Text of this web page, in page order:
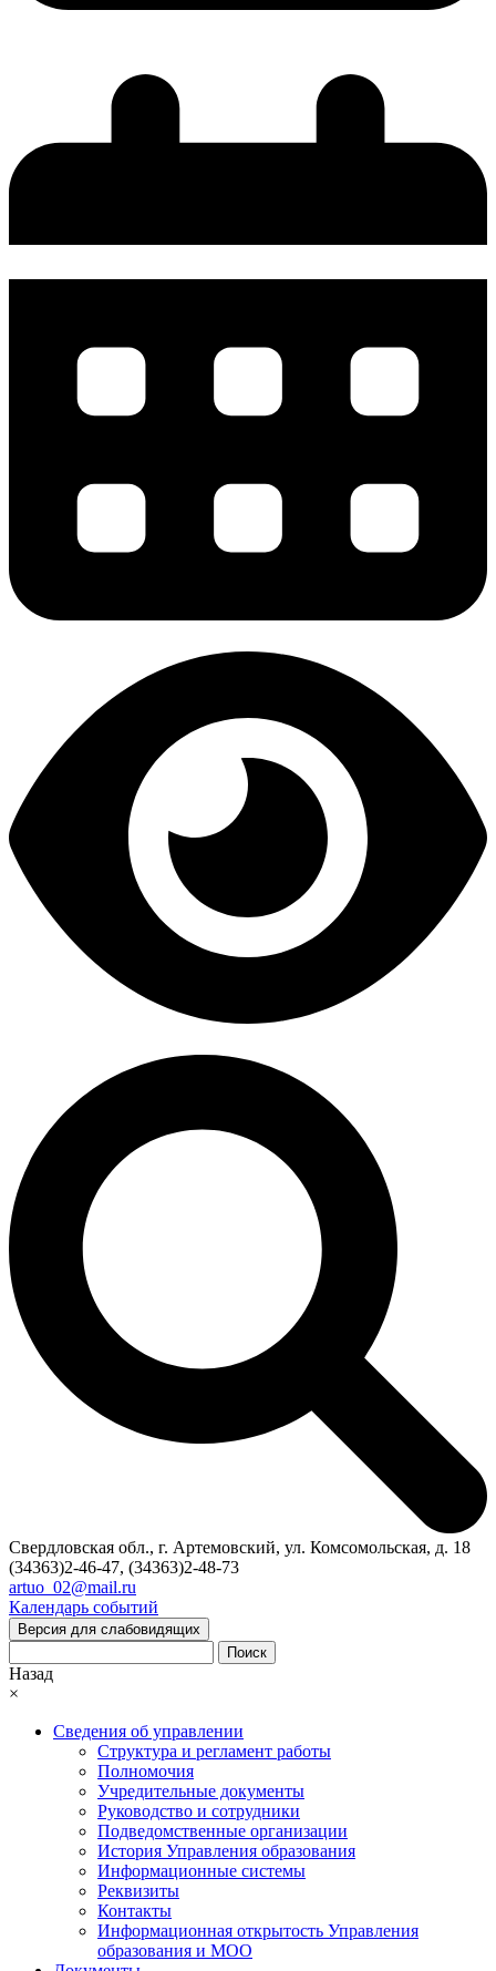
Свердловская обл., г. Артемовский, ул. Комсомольская, д. 18
(34363)2-46-47, (34363)2-48-73
artuo_02@mail.ru
Календарь событий
Версия для слабовидящих
Поиск
Назад
×
Сведения об управлении
Структура и регламент работы
Полномочия
Учредительные документы
Руководство и сотрудники
Подведомственные организации
История Управления образования
Информационные системы
Реквизиты
Контакты
Информационная открытость Управления
образования и МОО